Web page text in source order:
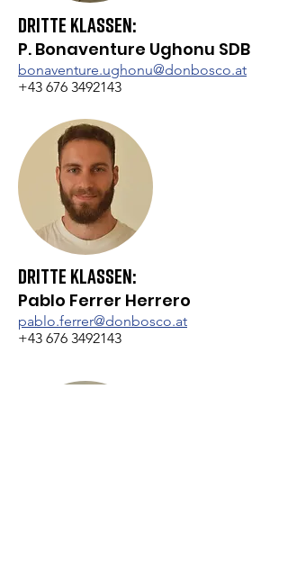
Dritte Klassen:
P. Bonaventure Ughonu SDB
bonaventure.ughonu@donbosco.at
+43 676 3492143
Dritte Klassen:
Pablo Ferrer Herrero
pablo.ferrer@donbosco.at
+43 676 3492143